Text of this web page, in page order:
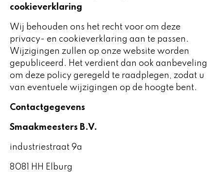
cookieverklaring
Wij behouden ons het recht voor om deze
privacy- en cookieverklaring aan te passen.
Wijzigingen zullen op onze website worden
gepubliceerd. Het verdient dan ook aanbeveling
om deze policy geregeld te raadplegen, zodat u
van eventuele wijzigingen op de hoogte bent.
Contactgegevens
Smaakmeesters B.V.
industriestraat 9a
8081 HH Elburg